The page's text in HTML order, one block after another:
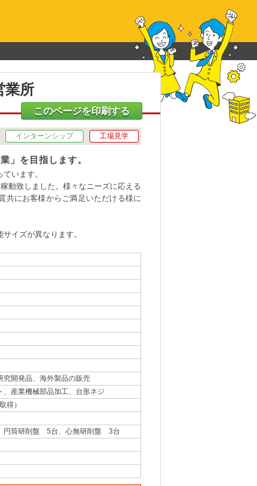
所
このページを印刷する
インターンシップ 工場見学
」を目指します。
います。
動致しました。様々なニーズに応える
共にお客様からご満足いただける様に
イズが異なります。
究開発品、海外製品の販売
産業機械部品加工、台形ネジ
得）
筒研削盤 5台、心無研削盤 3台